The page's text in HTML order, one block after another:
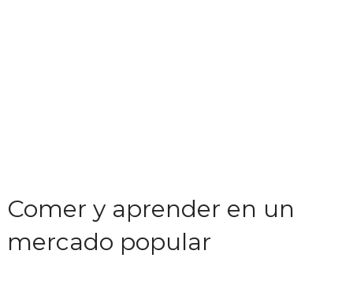
Comer y aprender en un
mercado popular